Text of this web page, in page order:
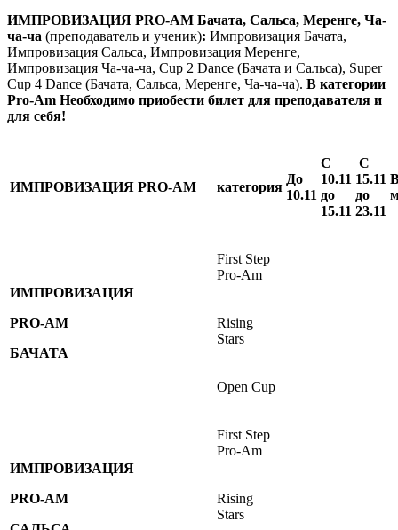
ИМПРОВИЗАЦИЯ PRO-AM Бачата, Сальса, Меренге, Ча-
ча-ча (преподаватель и ученик): Импровизация Бачата,
Импровизация Сальса, Импровизация Меренге,
Импровизация Ча-ча-ча, Cup 2 Dance (Бачата и Сальса), Super
Cup 4 Dance (Бачата, Сальса, Меренге, Ча-ча-ча). В категории
Pro-Am Необходимо приобести билет для преподавателя и
для себя!
ИМПРОВИЗАЦИЯ PRO-AM категория
До
10.11
С
10.11
до
15.11
С
15.11
до
23.11
ИМПРОВИЗАЦИЯ
PRO-AM
БАЧАТА
First Step
Pro-Am
Rising
Stars
Open Cup
ИМПРОВИЗАЦИЯ
PRO-AM
First Step
Pro-Am
Rising
Stars